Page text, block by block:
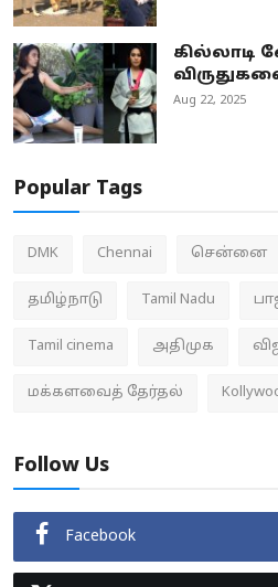
கில்லாடி
Aug 22, 2025
Popular Tags
DMK Chennai சென்னை
தமிழ்நாடு Tamil Nadu
Tamil cinema அதிமுக
மக்களவைத் தேர்தல்
Follow Us
Facebook